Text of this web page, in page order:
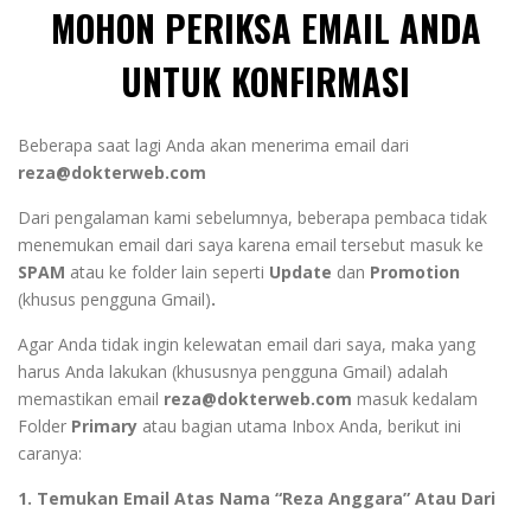
MOHON PERIKSA EMAIL ANDA
UNTUK KONFIRMASI
Beberapa saat lagi Anda akan menerima email dari
reza@dokterweb.com
Dari pengalaman kami sebelumnya, beberapa pembaca tidak
menemukan email dari saya karena email tersebut masuk ke
SPAM atau ke folder lain seperti Update dan Promotion
(khusus pengguna Gmail).
Agar Anda tidak ingin kelewatan email dari saya, maka yang
harus Anda lakukan (khususnya pengguna Gmail) adalah
memastikan email reza@dokterweb.com masuk kedalam
Folder Primary atau bagian utama Inbox Anda, berikut ini
caranya:
1. Temukan Email Atas Nama “Reza Anggara” Atau Dari